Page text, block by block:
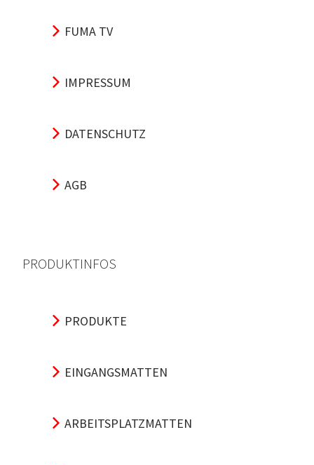
FUMA TV
IMPRESSUM
DATENSCHUTZ
AGB
PRODUKTINFOS
PRODUKTE
EINGANGSMATTEN
ARBEITSPLATZMATTEN